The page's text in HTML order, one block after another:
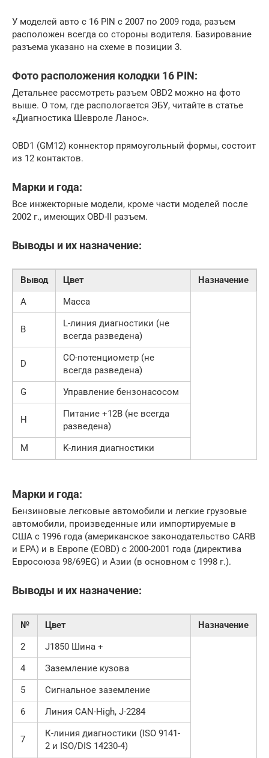
У моделей авто с 16 PIN с 2007 по 2009 года, разъем
расположен всегда со стороны водителя. Базирование
разъема указано на схеме в позиции 3.
Фото расположения колодки 16 PIN:
Детальнее рассмотреть разъем OBD2 можно на фото
выше. О том, где распологается ЭБУ, читайте в статье
«Диагностика Шевроле Ланос».
OBD1 (GM12) коннектор прямоугольный формы, состоит
из 12 контактов.
Марки и года:
Все инжекторные модели, кроме части моделей после
2002 г., имеющих OBD-II разъем.
Выводы и их назначение:
Вывод Цвет
Назначение
A
Масса
B
L-линия диагностики (не
всегда разведена)
D
СО-потенциометр (не
всегда разведена)
G
Управление бензонасосом
H
Питание +12В (не всегда
разведена)
M
K-линия диагностики
Марки и года:
Бензиновые легковые автомобили и легкие грузовые
автомобили, произведенные или импортируемые в
США с 1996 года (американское законодательство CARB
и EPA) и в Европе (EOBD) с 2000-2001 года (директива
Евросоюза 98/69EG) и Азии (в основном с 1998 г.).
Выводы и их назначение:
№ Цвет
Назначение
2
J1850 Шина +
4
Заземление кузова
5
Сигнальное заземление
6
Линия CAN-High, J-2284
7
К-линия диагностики (ISO 9141-
2 и ISO/DIS 14230-4)